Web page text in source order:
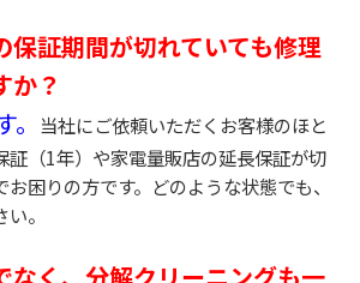
保証期間が切れていても修理
か？
当社にご依頼いただくお客様のほと
証（1年）や家電量販店の延長保証が切
困りの方です。どのような状態でも、
。